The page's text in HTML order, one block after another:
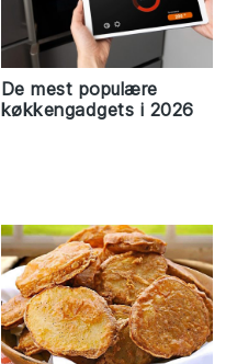
De mest populære
køkkengadgets i 2026